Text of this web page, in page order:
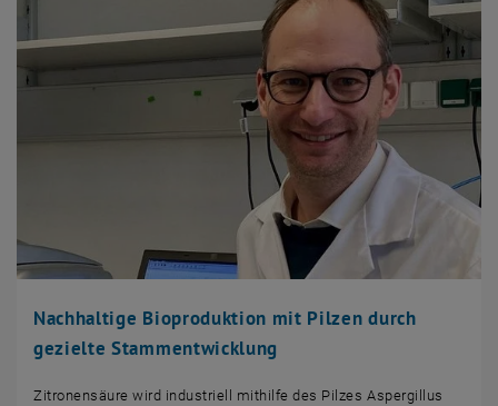
Nachhaltige Bioproduktion mit Pilzen durch
gezielte Stammentwicklung
Zitronensäure wird industriell mithilfe des Pilzes Aspergillus